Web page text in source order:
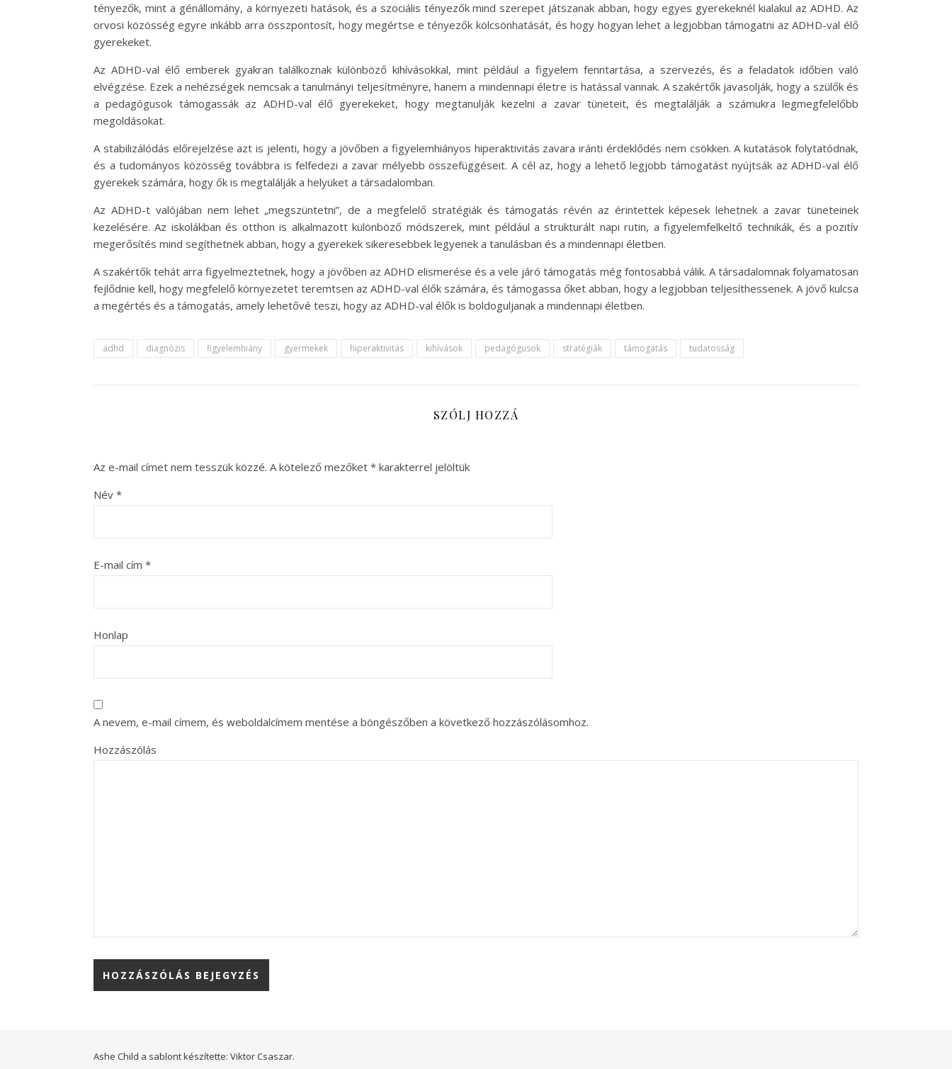
tényezők, mint a génállomány, a környezeti hatások, és a szociális tényezők mind szerepet játszanak abban, hogy egyes gyerekeknél kialakul az ADHD. Az
orvosi közösség egyre inkább arra összpontosít, hogy megértse e tényezők kölcsönhatását, és hogy hogyan lehet a legjobban támogatni az ADHD-val élő
gyerekeket.
Az ADHD-val élő emberek gyakran találkoznak különböző kihívásokkal, mint például a figyelem fenntartása, a szervezés, és a feladatok időben való
elvégzése. Ezek a nehézségek nemcsak a tanulmányi teljesítményre, hanem a mindennapi életre is hatással vannak. A szakértők javasolják, hogy a szülők és
a pedagógusok támogassák az ADHD-val élő gyerekeket, hogy megtanulják kezelni a zavar tüneteit, és megtalálják a számukra legmegfelelőbb
megoldásokat.
A stabilizálódás előrejelzése azt is jelenti, hogy a jövőben a figyelemhiányos hiperaktivitás zavara iránti érdeklődés nem csökken. A kutatások folytatódnak,
és a tudományos közösség továbbra is felfedezi a zavar mélyebb összefüggéseit. A cél az, hogy a lehető legjobb támogatást nyújtsák az ADHD-val élő
gyerekek számára, hogy ők is megtalálják a helyüket a társadalomban.
Az ADHD-t valójában nem lehet „megszüntetni”, de a megfelelő stratégiák és támogatás révén az érintettek képesek lehetnek a zavar tüneteinek
kezelésére. Az iskolákban és otthon is alkalmazott különböző módszerek, mint például a strukturált napi rutin, a figyelemfelkeltő technikák, és a pozitív
megerősítés mind segíthetnek abban, hogy a gyerekek sikeresebbek legyenek a tanulásban és a mindennapi életben.
A szakértők tehát arra figyelmeztetnek, hogy a jövőben az ADHD elismerése és a vele járó támogatás még fontosabbá válik. A társadalomnak folyamatosan
fejlődnie kell, hogy megfelelő környezetet teremtsen az ADHD-val élők számára, és támogassa őket abban, hogy a legjobban teljesíthessenek. A jövő kulcsa
a megértés és a támogatás, amely lehetővé teszi, hogy az ADHD-val élők is boldoguljanak a mindennapi életben.
adhd diagnózis figyelemhiány gyermekek hiperaktivitás kihívások pedagógusok stratégiák támogatás tudatosság
SZÓLJ HOZZÁ
Az e-mail címet nem tesszük közzé. A kötelező mezőket * karakterrel jelöltük
Név *
E-mail cím *
Honlap
A nevem, e-mail címem, és weboldalcímem mentése a böngészőben a következő hozzászólásomhoz.
Hozzászólás
Ashe Child a sablont készítette: Viktor Csaszar.